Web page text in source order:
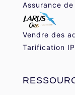
Assurance
Vendre des
Tarification